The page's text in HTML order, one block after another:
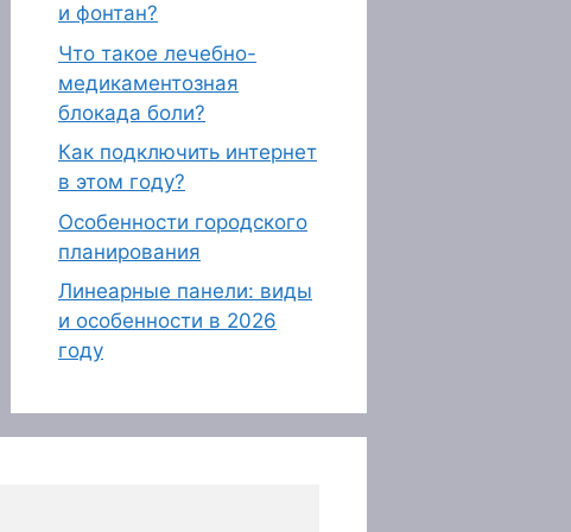
и фонтан?
Что такое лечебно-
медикаментозная
блокада боли?
Как подключить интернет
в этом году?
Особенности городского
планирования
Линеарные панели: виды
и особенности в 2026
году